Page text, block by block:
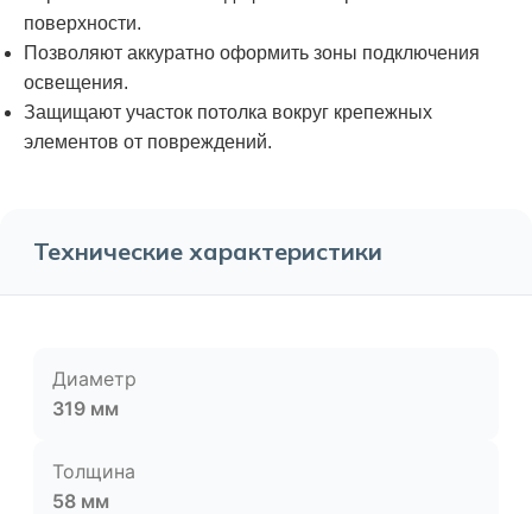
поверхности.
Позволяют аккуратно оформить зоны подключения
освещения.
Защищают участок потолка вокруг крепежных
элементов от повреждений.
Технические характеристики
Диаметр
319 мм
Толщина
58 мм